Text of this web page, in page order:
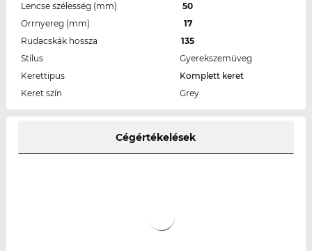
Lencse szélesség (mm)
50
Orrnyereg (mm)
17
Rudacskák hossza
135
Stílus
Gyerekszemüveg
Kerettipus
Komplett keret
Keret szín
Grey
Cégértékelések